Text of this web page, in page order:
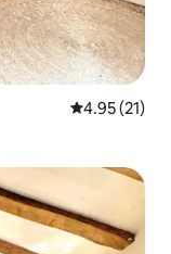
Calificación
4.95 (21)